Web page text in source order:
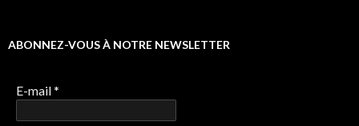
ABONNEZ-VOUS À NOTRE NEWSLETTER
E-mail*